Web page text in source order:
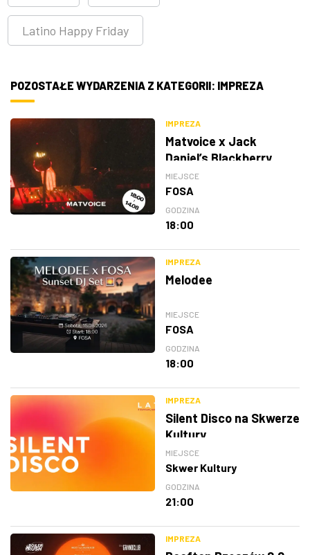
Latino Happy Friday
POZOSTAŁE WYDARZENIA Z KATEGORII: IMPREZA
IMPREZA
Matvoice x Jack
Daniel’s Blackberry
MIEJSCE
FOSA
GODZINA
18:00
IMPREZA
Melodee
MIEJSCE
FOSA
GODZINA
18:00
IMPREZA
Silent Disco na Skwerze
Kultury
MIEJSCE
Skwer Kultury
GODZINA
21:00
IMPREZA